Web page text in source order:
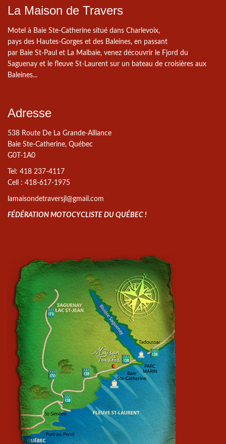
La Maison de Travers
Motel à Baie Ste-Catherine situé dans Charlevoix,
pays des Hautes-Gorges et des Baleines, en passant
par Baie St-Paul et La Malbaie, venez découvrir le Fjord du
Saguenay et le fleuve St-Laurent sur un bateau de croisières aux
Baleines...
Adresse
538 Route De La Grande-Alliance
Baie Ste-Catherine, Québec
G0T-1A0
Tel: 418 237-4117
Cell : 418-617-1975
lamaisondetraversjl@gmail.com
FÉDÉRATION MOTOCYCLISTE DU QUÉBEC !